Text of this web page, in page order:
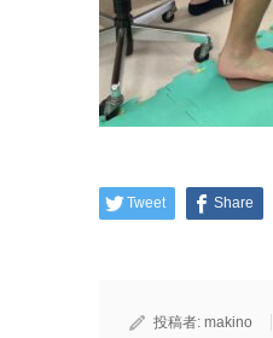
Tweet Share
投稿者: makino